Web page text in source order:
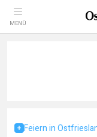
MENÜ
Feiern in